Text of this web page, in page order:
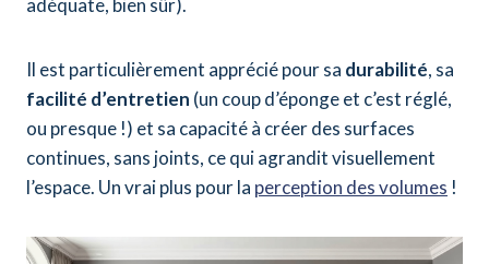
Il est particulièrement apprécié pour sa durabilité, sa
facilité d’entretien (un coup d’éponge et c’est réglé,
ou presque !) et sa capacité à créer des surfaces
continues, sans joints, ce qui agrandit visuellement
l’espace. Un vrai plus pour la perception des volumes !